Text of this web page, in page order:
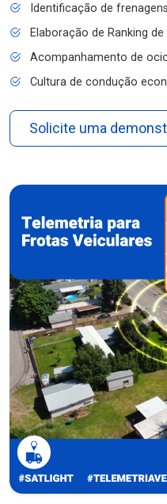
Identificação de
Elaboração de Ranking
Acompanhamento de
Cultura de condução
Solicite uma